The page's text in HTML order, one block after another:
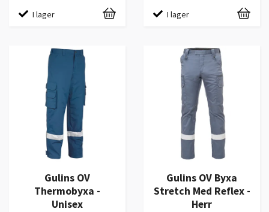
I lager I lager
Gulins OV
Thermobyxa -
Unisex
Gulins OV Byxa
Stretch Med Reflex -
Herr